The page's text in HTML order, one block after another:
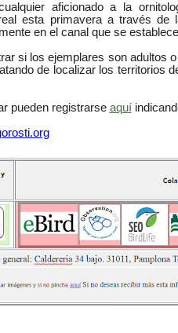
aficionado a la
esta primavera a través de
en el canal que se
si los ejemplares son adultos
de localizar los territorios
pueden registrarse aquí